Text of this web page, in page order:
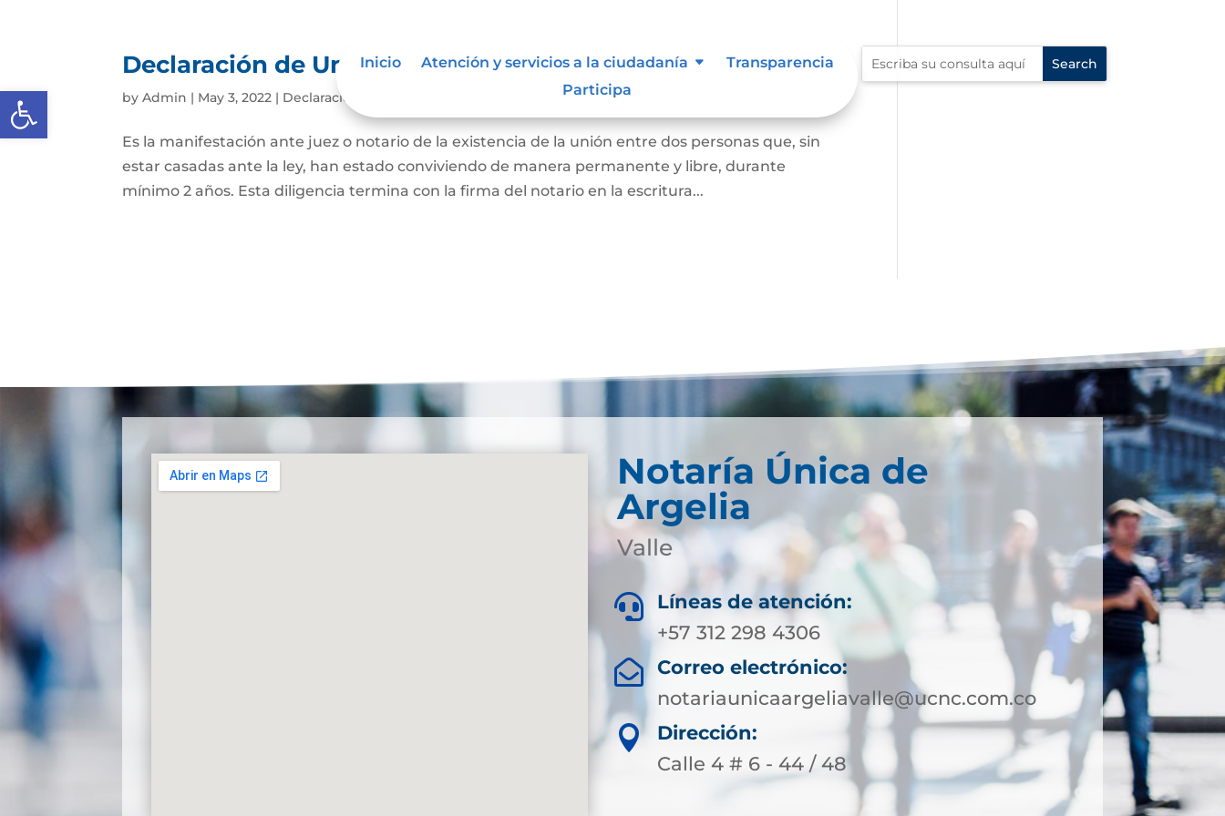
Abrir barra de herramientas
Inicio Atención y servicios a la ciudadanía
Transparencia
Participa
Declaración de Unión Marital de Hecho
byAdmin | May 3, 2022 | Declaración de Unión Marital de Hecho
Es la manifestación ante juez o notario de la existencia de la unión entre dos personas que, sin
estar casadas ante la ley, han estado conviviendo de manera permanente y libre, durante
mínimo 2 años. Esta diligencia termina con la firma del notario en la escritura...
Notaría Única de
Argelia
Valle

Líneas de atención:
+57 312 298 4306

Correo electrónico:
notariaunicaargeliavalle@ucnc.com.co

Dirección:
Calle 4 # 6 - 44 / 48